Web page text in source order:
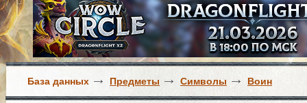
База данных Предметы Символы Воин